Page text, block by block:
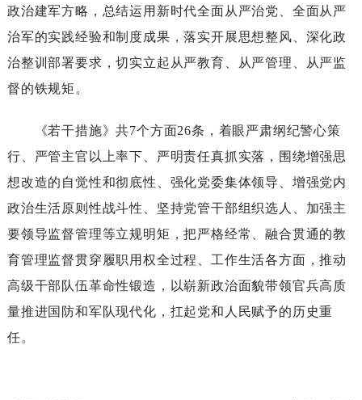
政治建军方略，总结运用新时代全面从严治党、全面从严
治军的实践经验和制度成果，落实开展思想整风、深化政
治整训部署要求，切实立起从严教育、从严管理、从严监
督的铁规矩。
《若干措施》共7个方面26条，着眼严肃纲纪警心策
行、严管主官以上率下、严明责任真抓实落，围绕增强思
想改造的自觉性和彻底性、强化党委集体领导、增强党内
政治生活原则性战斗性、坚持党管干部组织选人、加强主
要领导监督管理等立规明矩，把严格经常、融合贯通的教
育管理监督贯穿履职用权全过程、工作生活各方面，推动
高级干部队伍革命性锻造，以崭新政治面貌带领官兵高质
量推进国防和军队现代化，扛起党和人民赋予的历史重
任。